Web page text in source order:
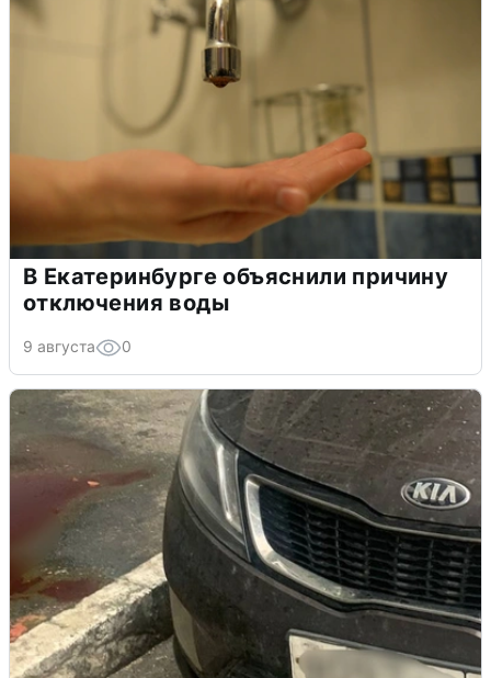
В Екатеринбурге объяснили причину
отключения воды
9 августа 0